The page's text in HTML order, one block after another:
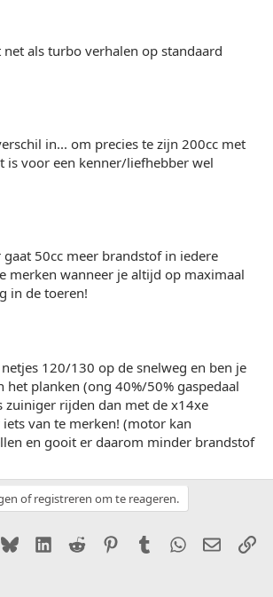
als turbo verhalen op standaard
in... om precies te zijn 200cc met
is voor een kenner/liefhebber wel
gaat 50cc meer brandstof in iedere
merken wanneer je altijd op maximaal
in de toeren!
120/130 op de snelweg en ben je
het planken (ong 40%/50% gaspedaal
zuiniger rijden dan met de x14xe
van te merken! (motor kan
en gooit er daarom minder brandstof
of registreren om te reageren.
(Twitter)
BlueskyLinkedIn
Reddit PinterestTumblr WhatsApp
E-mail